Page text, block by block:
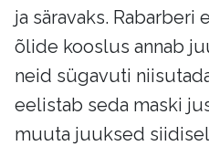
ja säravaks. Rabarberi
õlide kooslus annab
neid sügavuti
eelistab seda maski
muuta juuksed